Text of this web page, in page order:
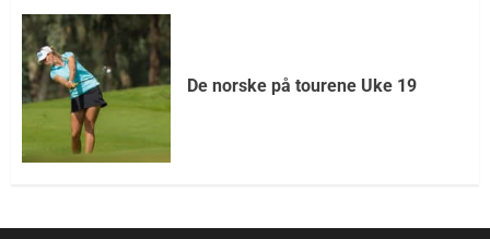
De norske på tourene Uke 19